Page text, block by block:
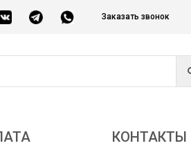
Заказать звонок
КОНТАКТЫ